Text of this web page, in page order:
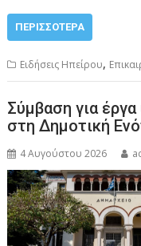
ΠΕΡΙΣΣΌΤΕΡΑ
Ειδήσεις Ηπείρου,
Σύμβαση για
στη Δημοτική
4 Αυγούστου 2026